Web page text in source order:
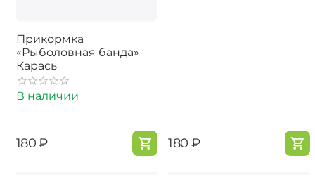
Прикормка
«Рыболовная банда»
Карась
В наличии
‍180‍ ₽ ‍180‍ ₽